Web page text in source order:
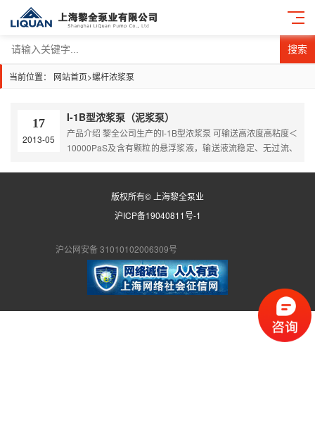
搜索
当前位置： 网站首页>螺杆浓浆泵
17
2013-05
I-1B型浓浆泵（泥浆泵）
产品介绍 黎全公司生产的I-1B型浓浆泵 可输送高浓度高粘度＜
10000PaS及含有颗粒的悬浮浆液，输送液流稳定、无过流、
足各种物料的需要。 产品原理 I-1B型浓浆泵是单螺杆式容积
使浓浆液沿螺旋槽由吸入口推移至排出口，实现…
版权所有© 上海黎全泵业
沪ICP备19040811号-1
沪公网安备 31010102006309号